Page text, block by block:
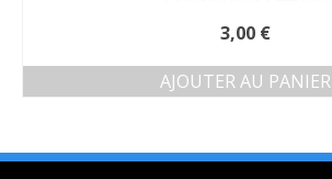
3,00 €
AJOUTER AU PANIER